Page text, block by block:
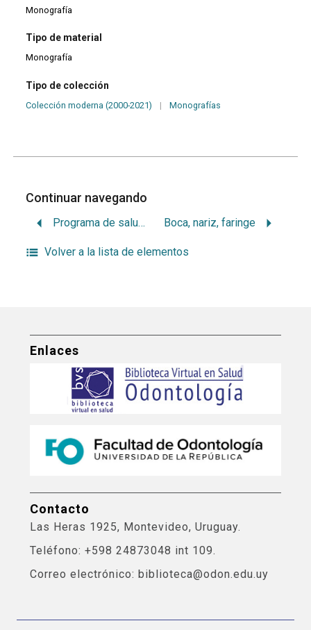
Monografía
Tipo de material
Monografía
Tipo de colección
Colección moderna (2000-2021) | Monografías
Continuar navegando
Programa de salud bucal: jardin de infantes no. 218, ‘Maria Clara Zabala’ Boca, nariz, faringe
Volver a la lista de elementos
Enlaces
Contacto
Las Heras 1925, Montevideo, Uruguay.
Teléfono: +598 24873048 int 109.
Correo electrónico: biblioteca@odon.edu.uy